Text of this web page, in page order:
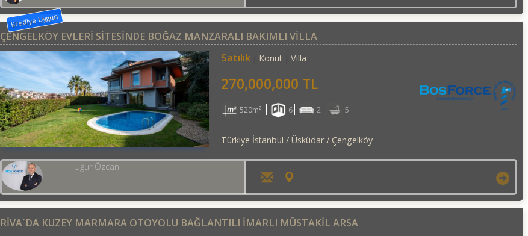
Krediye Uygun
ÇENGELKÖY EVLERİ SİTESİNDE BOĞAZ MANZARALI BAKIMLI VİLLA
Satılık Konut Villa
270,000,000 TL
520m² 6 2 5
Türkiye İstanbul / Üsküdar/ Çengelköy
Uğur Özcan
RIVA`DA KUZEY MARMARA OTOYOLU BAĞLANTILI İMARLI MÜSTAKIL ARSA